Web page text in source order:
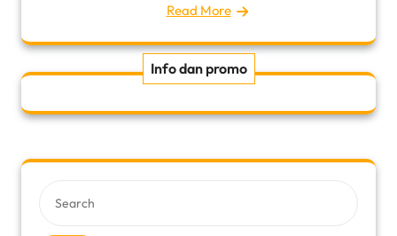
Read More
Info dan promo